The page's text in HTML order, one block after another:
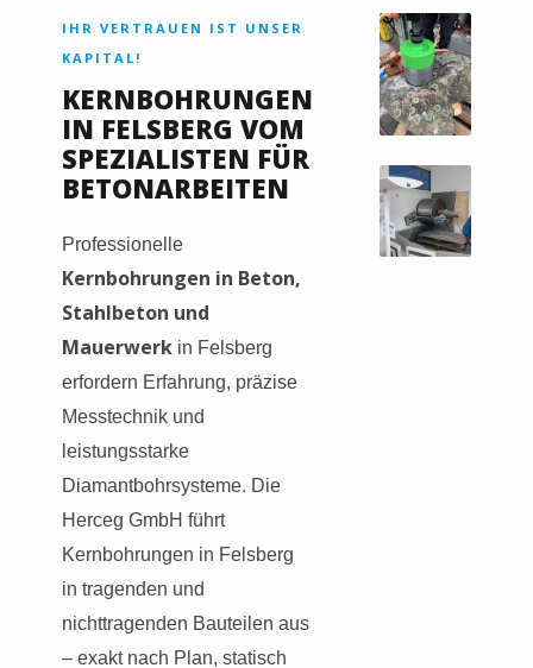
IHR VERTRAUEN IST UNSER
KAPITAL!
KERNBOHRUNGEN
IN FELSBERG VOM
SPEZIALISTEN FÜR
BETONARBEITEN
Professionelle
Kernbohrungen in Beton,
Stahlbeton und
Mauerwerk in Felsberg
erfordern Erfahrung, präzise
Messtechnik und
leistungsstarke
Diamantbohrsysteme. Die
Herceg GmbH führt
Kernbohrungen in Felsberg
in tragenden und
nichttragenden Bauteilen aus
– exakt nach Plan, statisch